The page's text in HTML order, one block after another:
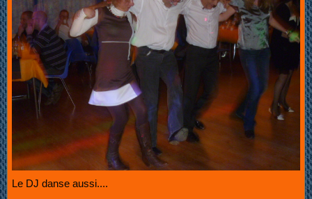
Le DJ danse aussi....